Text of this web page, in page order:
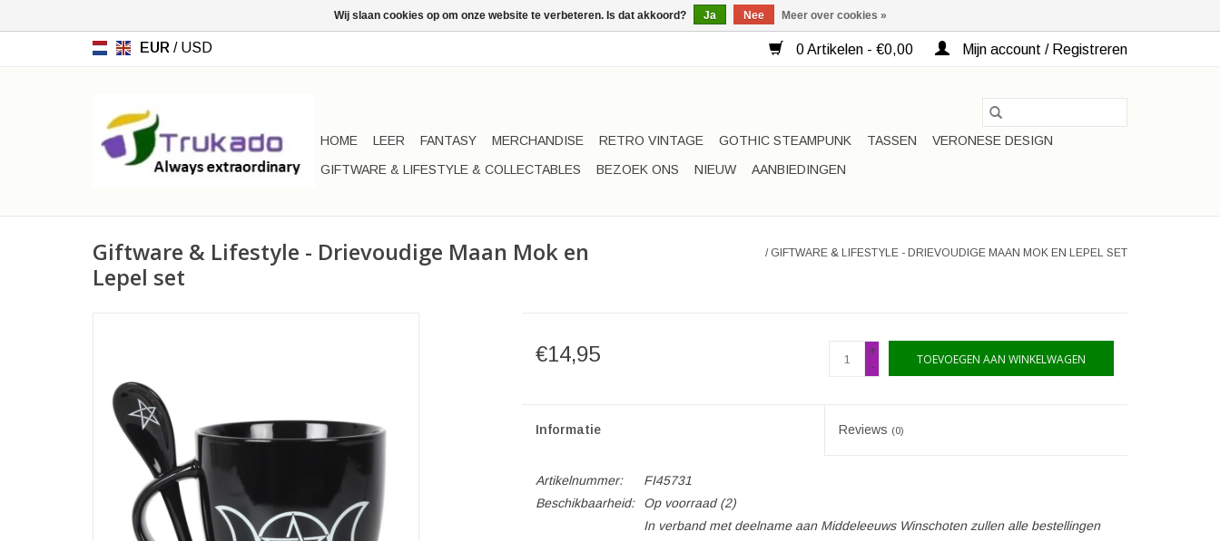
EUR / USD 0 Artikelen - €0,00 Mijn account / Registreren
HOME LEER FANTASY MERCHANDISE RETRO VINTAGE GOTHIC STEAMPUNK TASSEN
VERONESE DESIGN
GIFTWARE & LIFESTYLE & COLLECTABLES
BEZOEK ONS NIEUW AANBIEDINGEN
Giftware & Lifestyle - Drievoudige Maan Mok en
Lepel set
/ GIFTWARE & LIFESTYLE - DRIEVOUDIGE MAAN MOK EN LEPEL SET
€14,95
+
-
TOEVOEGEN AAN WINKELWAGEN
Informatie Reviews (0)
Artikelnummer:
FI45731
Beschikbaarheid:
Op voorraad(2)
In verband met deelname aan Middeleeuws Winschoten zullen alle bestellingen
Wij slaan cookies op om onze website te verbeteren. Is dat akkoord? Ja Nee Meer over cookies »